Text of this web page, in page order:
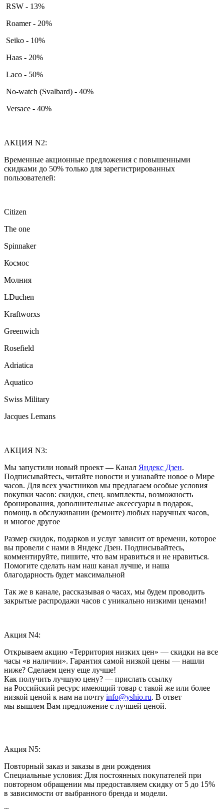
RSW - 13%
Roamer - 20%
Seiko - 10%
Haas - 20%
Laco - 50%
No-watch (Svalbard) - 40%
Versace - 40%
АКЦИЯ N2:
Временные акционные предложения с повышенными
скидками до 50% только для зарегистрированных
пользователей:
Citizen
The one
Spinnaker
Космос
Молния
LDuchen
Kraftworxs
Greenwich
Rosefield
Adriatica
Aquatico
Swiss Military
Jacques Lemans
АКЦИЯ N3:
Мы запустили новый проект — Канал Яндекс Дзен.
Подписывайтесь, читайте новости и узнавайте новое о Мире
часов. Для всех участников мы предлагаем особые условия
покупки часов: скидки, спец. комплекты, возможность
бронирования, дополнительные аксессуары в подарок,
помощь в обслуживании (ремонте) любых наручных часов,
и многое другое
Размер скидок, подарков и услуг зависит от времени, которое
вы провели с нами в Яндекс Дзен. Подписывайтесь,
комментируйте, пишите, что вам нравиться и не нравиться.
Помогите сделать нам наш канал лучше, и наша
благодарность будет максимальной
Так же в канале, рассказывая о часах, мы будем проводить
закрытые распродажи часов с уникально низкими ценами!
Акция N4:
Открываем акцию «Территория низких цен» — скидки на все
часы «в наличии». Гарантия самой низкой цены — нашли
ниже? Сделаем цену еще лучше!
Как получить лучшую цену? — прислать ссылку
на Российский ресурс имеющий товар с такой же или более
низкой ценой к нам на почту info@yshio.ru. В ответ
мы вышлем Вам предложение с лучшей ценой.
Акция N5:
Повторный заказ и заказы в дни рождения
Специальные условия: Для постоянных покупателей при
повторном обращении мы предоставляем скидку от 5 до 15%
в зависимости от выбранного бренда и модели.